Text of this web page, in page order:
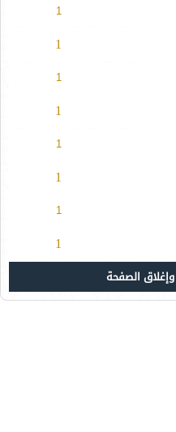
1
1
1
1
1
1
1
1
الصفحة